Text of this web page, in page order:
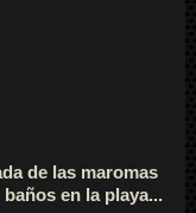
de las maromas
en la playa...